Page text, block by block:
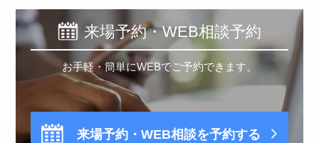
来場予約・WEB相談予約
お手軽・簡単にWEBでご予約できます。
来場予約・WEB相談を予約する